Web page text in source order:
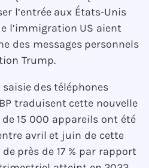
l’entrée aux États-Unis
l’immigration US aient
des messages personnels
Trump.
des téléphones
traduisent cette nouvelle
15 000 appareils ont été
avril et juin de cette
près de 17 % par rapport